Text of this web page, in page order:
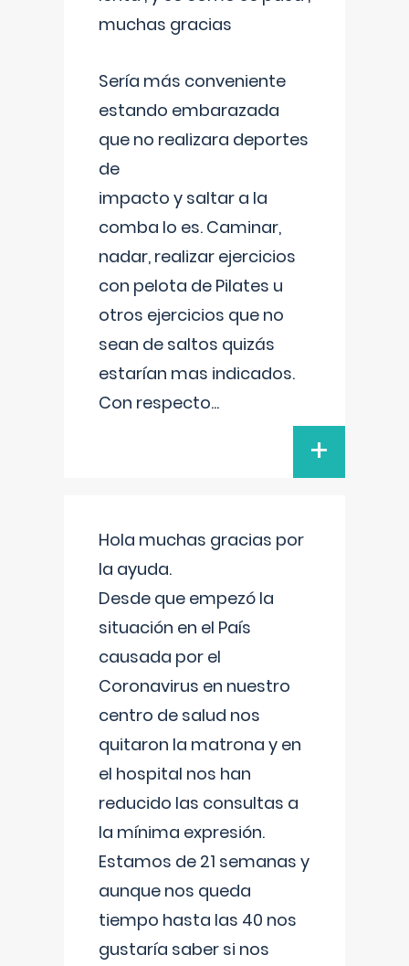
muchas gracias
Sería más conveniente
estando embarazada
que no realizara deportes
de
impacto y saltar a la
comba lo es. Caminar,
nadar, realizar ejercicios
con pelota de Pilates u
otros ejercicios que no
sean de saltos quizás
estarían mas indicados.
Con respecto...
+
Hola muchas gracias por
la ayuda.
Desde que empezó la
situación en el País
causada por el
Coronavirus en nuestro
centro de salud nos
quitaron la matrona y en
el hospital nos han
reducido las consultas a
la mínima expresión.
Estamos de 21 semanas y
aunque nos queda
tiempo hasta las 40 nos
gustaría saber si nos